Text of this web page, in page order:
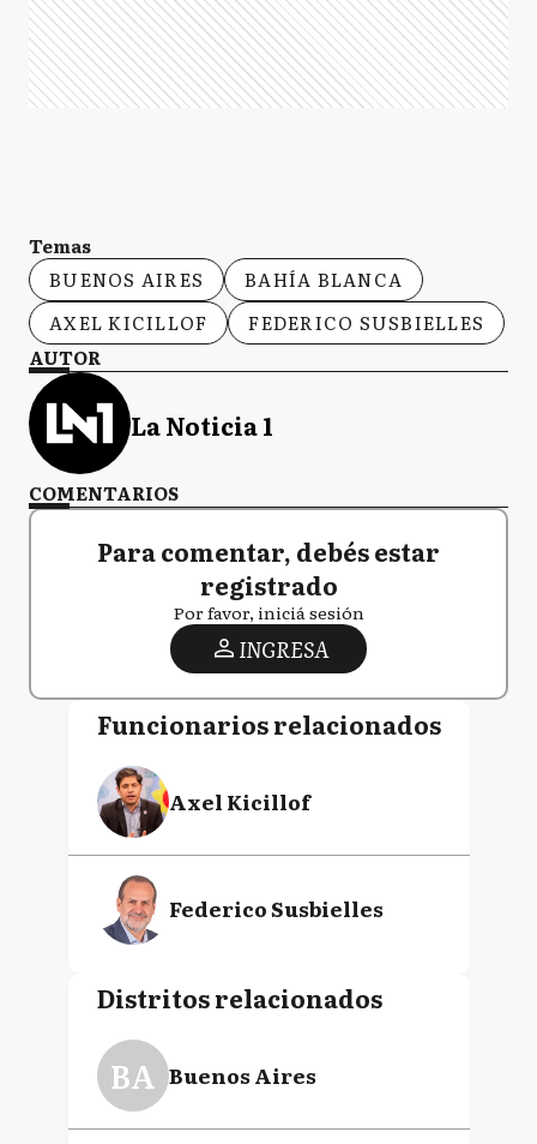
Temas
BUENOS AIRES
BAHÍA BLANCA
AXEL KICILLOF
FEDERICO SUSBIELLES
AUTOR
La Noticia 1
COMENTARIOS
Para comentar, debés estar
registrado
Por favor, iniciá sesión
INGRESA
Funcionarios relacionados
Axel Kicillof
Federico Susbielles
Distritos relacionados
BA Buenos Aires